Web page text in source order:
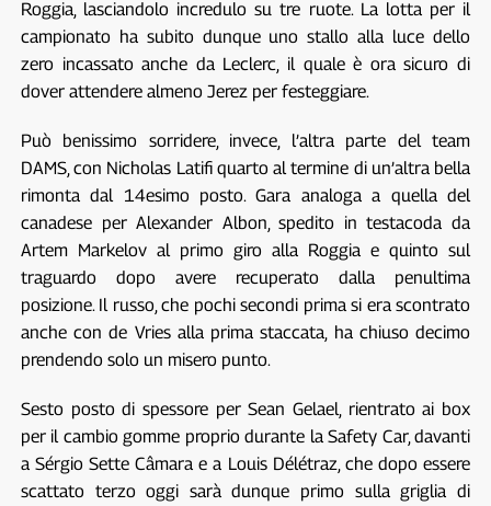
Roggia, lasciandolo incredulo su tre ruote. La lotta per il
campionato ha subito dunque uno stallo alla luce dello
zero incassato anche da Leclerc, il quale è ora sicuro di
dover attendere almeno Jerez per festeggiare.
Può benissimo sorridere, invece, l’altra parte del team
DAMS, con Nicholas Latifi quarto al termine di un’altra bella
rimonta dal 14esimo posto. Gara analoga a quella del
canadese per Alexander Albon, spedito in testacoda da
Artem Markelov al primo giro alla Roggia e quinto sul
traguardo dopo avere recuperato dalla penultima
posizione. Il russo, che pochi secondi prima si era scontrato
anche con de Vries alla prima staccata, ha chiuso decimo
prendendo solo un misero punto.
Sesto posto di spessore per Sean Gelael, rientrato ai box
per il cambio gomme proprio durante la Safety Car, davanti
a Sérgio Sette Câmara e a Louis Délétraz, che dopo essere
scattato terzo oggi sarà dunque primo sulla griglia di